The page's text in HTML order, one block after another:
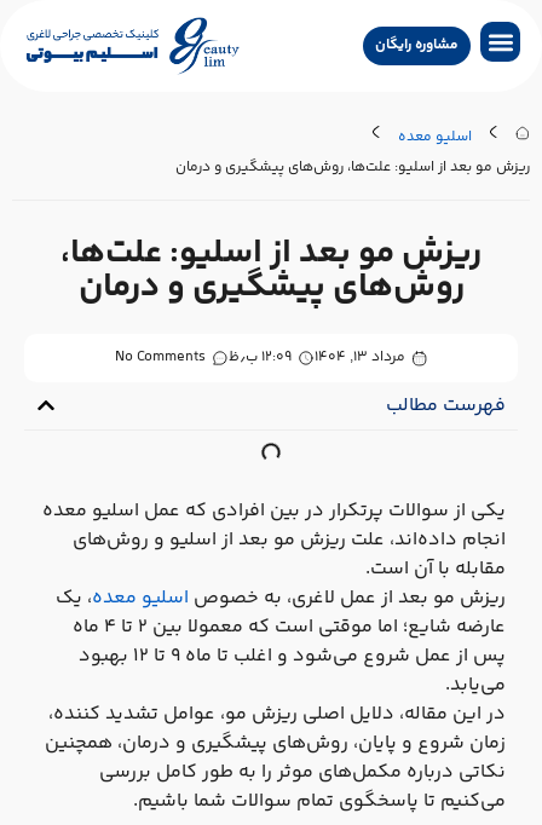
مشاوره رایگان
اسلیو معده
ریزش مو بعد از اسلیو: علت‌ها، روش‌های پیشگیری و درمان
ریزش مو بعد از اسلیو: علت‌ها،
روش‌های پیشگیری و درمان
مرداد ۱۳, ۱۴۰۴ ۱۲:۰۹ ب٫ظ No Comments
فهرست مطالب
یکی از سوالات پرتکرار در بین افرادی که عمل اسلیو معده
انجام داده‌اند، علت ریزش مو بعد از اسلیو و روش‌های
مقابله با آن است.
ریزش مو بعد از عمل لاغری، به خصوصاسلیو معده، یک
عارضه شایع؛ اما موقتی است که معمولا بین ۲ تا ۴ ماه
پس از عمل شروع می‌شود و اغلب تا ماه ۹ تا ۱۲ بهبود
می‌یابد.
در این مقاله، دلایل اصلی ریزش مو، عوامل تشدید کننده،
زمان شروع و پایان، روش‌های پیشگیری و درمان، همچنین
نکاتی درباره مکمل‌های موثر را به طور کامل بررسی
می‌کنیم تا پاسخگوی تمام سوالات شما باشیم.